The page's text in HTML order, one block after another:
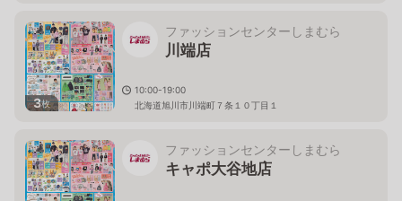
3枚
ファッションセンターしまむら
川端店
10:00-19:00
北海道旭川市川端町７条１０丁目１
ファッションセンターしまむら
キャポ大谷地店